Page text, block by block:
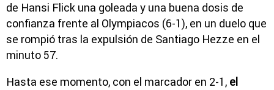
de Hansi Flick una goleada y una buena dosis de
confianza frente al Olympiacos (6-1), en un duelo que
se rompió tras la expulsión de Santiago Hezze en el
minuto 57.
Hasta ese momento, con el marcador en 2-1, el